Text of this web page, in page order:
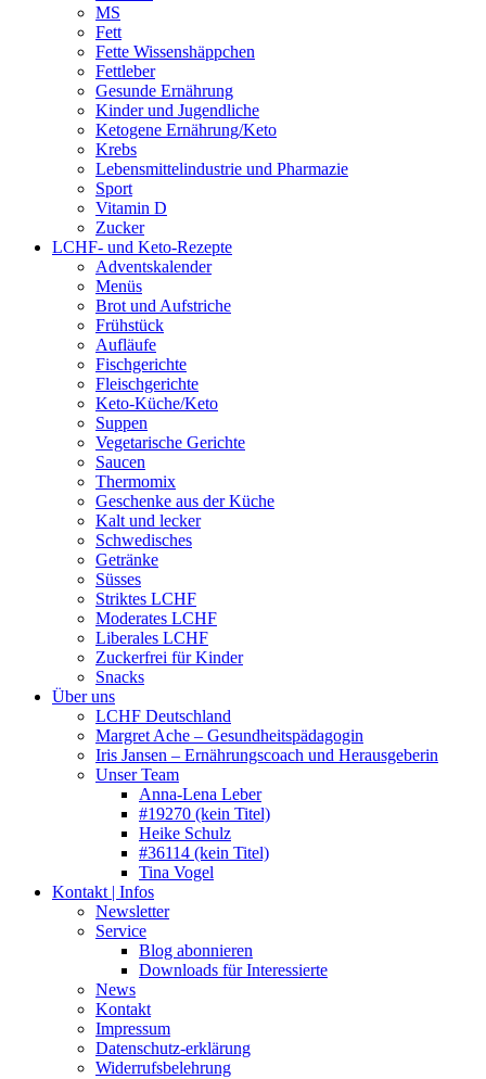
MS
Fett
Fette Wissenshäppchen
Fettleber
Gesunde Ernährung
Kinder und Jugendliche
Ketogene Ernährung/Keto
Krebs
Lebensmittelindustrie und Pharmazie
Sport
Vitamin D
Zucker
LCHF- und Keto-Rezepte
Adventskalender
Menüs
Brot und Aufstriche
Frühstück
Aufläufe
Fischgerichte
Fleischgerichte
Keto-Küche/Keto
Suppen
Vegetarische Gerichte
Saucen
Thermomix
Geschenke aus der Küche
Kalt und lecker
Schwedisches
Getränke
Süsses
Striktes LCHF
Moderates LCHF
Liberales LCHF
Zuckerfrei für Kinder
Snacks
Über uns
LCHF Deutschland
Margret Ache – Gesundheitspädagogin
Iris Jansen – Ernährungscoach und Herausgeberin
Unser Team
Anna-Lena Leber
#19270 (kein Titel)
Heike Schulz
#36114 (kein Titel)
Tina Vogel
Kontakt | Infos
Newsletter
Service
Blog abonnieren
Downloads für Interessierte
News
Kontakt
Impressum
Datenschutz-erklärung
Widerrufsbelehrung